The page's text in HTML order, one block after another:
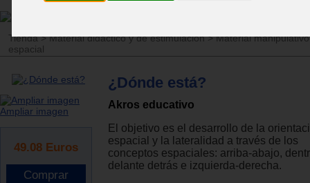
Tienda>Material didáctico y de estimulación>Material manipulativo
espacial
Ampliar imagen
49.08 Euros
¿Dónde está?
Akros educativo
El objetivo es el desarrollo de la
espacial y la lateralidad a través de los
conceptos espaciales: arriba-abajo,
delante detrás e izquierda-derecha.